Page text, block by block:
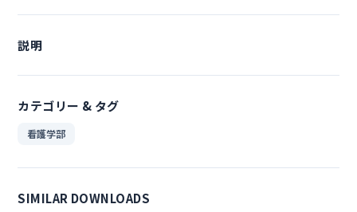
説明
カテゴリー & タグ
看護学部
SIMILAR DOWNLOADS